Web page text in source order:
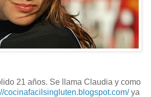
21 años. Se llama Claudia y como
cocinafacilsingluten.blogspot.com/ya